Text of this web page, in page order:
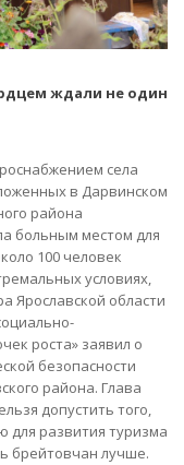
ждали не один
села
в Дарвинском
района
больным местом для
100 человек
условиях,
Ярославской области
роста» заявил о
безопасности
района. Глава
допустить того,
для развития туризма
брейтовчан лучше.